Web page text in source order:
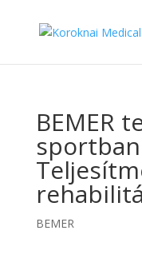
BEMER
BEMER